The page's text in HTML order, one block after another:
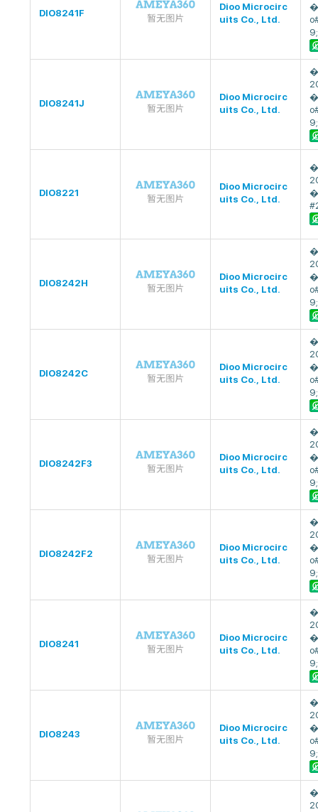
DIO8241F
Dioo Microcirc
uits Co., Ltd.
DIO8241J
Dioo Microcirc
uits Co., Ltd.
DIO8221
Dioo Microcirc
uits Co., Ltd.
DIO8242H
Dioo Microcirc
uits Co., Ltd.
DIO8242C
Dioo Microcirc
uits Co., Ltd.
DIO8242F3
Dioo Microcirc
uits Co., Ltd.
DIO8242F2
Dioo Microcirc
uits Co., Ltd.
DIO8241
Dioo Microcirc
uits Co., Ltd.
DIO8243
Dioo Microcirc
uits Co., Ltd.